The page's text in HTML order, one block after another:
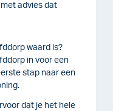
advies dat
waard is?
in voor een
stap naar een
dat je het hele